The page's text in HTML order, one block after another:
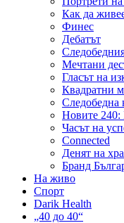
Как да
Финес
Дебатът
Мечтани
Гласът на
Квадратни
Следобедна
Новите 240:
Часът на
Connected
Денят на
Бранд
На живо
Спорт
Darik Health
„40 до 40“